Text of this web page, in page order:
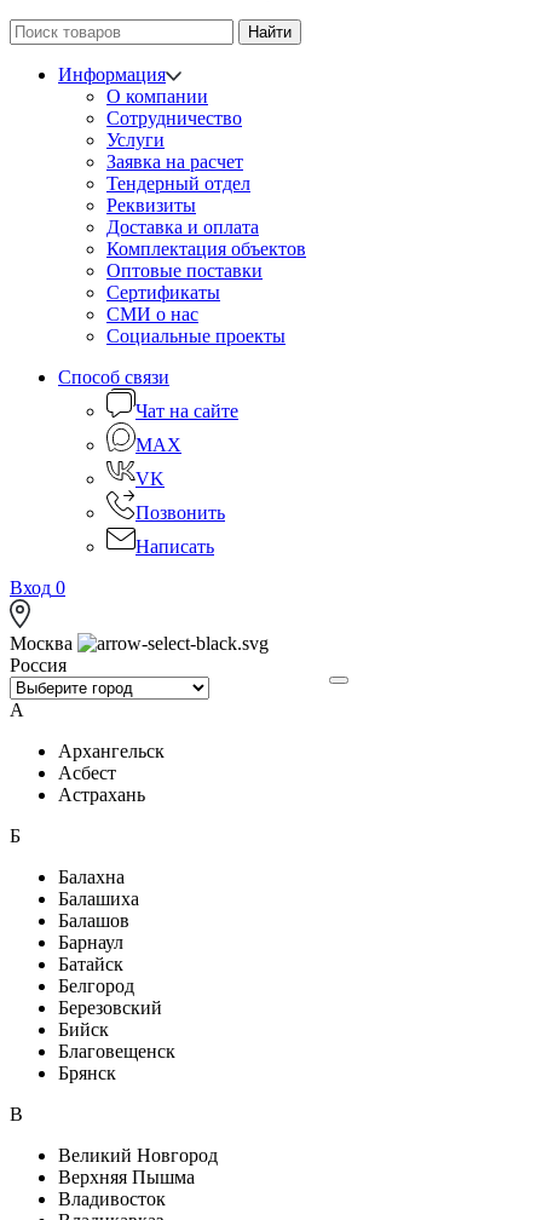
Найти
Информация
О компании
Сотрудничество
Услуги
Заявка на расчет
Тендерный отдел
Реквизиты
Доставка и оплата
Комплектация объектов
Оптовые поставки
Сертификаты
СМИ о нас
Социальные проекты
Способ связи
Чат на сайте
MAX
VK
Позвонить
Написать
Вход 0
Москва
Россия
А
Архангельск
Асбест
Астрахань
Б
Балахна
Балашиха
Балашов
Барнаул
Батайск
Белгород
Березовский
Бийск
Благовещенск
Брянск
В
Великий Новгород
Верхняя Пышма
Владивосток